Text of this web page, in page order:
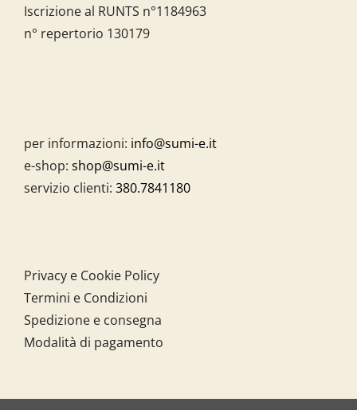
Iscrizione al RUNTS n°1184963
n° repertorio 130179
per informazioni: info@sumi-e.it
e-shop: shop@sumi-e.it
servizio clienti: 380.7841180
Privacy e Cookie Policy
Termini e Condizioni
Spedizione e consegna
Modalità di pagamento